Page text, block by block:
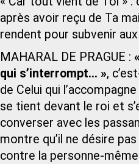
après avoir reçu de Ta
rendent pour subvenir
MAHARAL DE PRAGUE :
qui s’interrompt… »,
de Celui qui
se tient devant le roi et
converser avec les
montre qu’il ne désire
contre la personne-